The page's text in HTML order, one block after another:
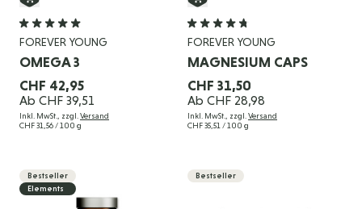
FOREVER YOUNG
OMEGA 3
CHF 42,95
Ab CHF 39,51
Inkl. MwSt., zzgl. Versand
CHF 31,56 / 100 g
FOREVER YOUNG
MAGNESIUM CAPS
CHF 31,50
Ab CHF 28,98
Inkl. MwSt., zzgl. Versand
CHF 35,51 / 100 g
Bestseller
Elements
Bestseller